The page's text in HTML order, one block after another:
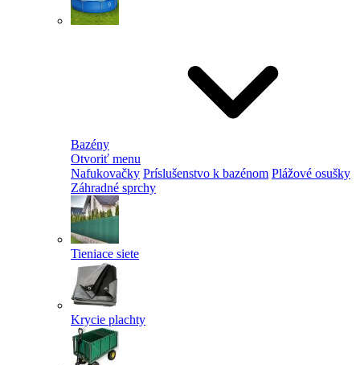
Bazény
Otvoriť menu
Nafukovačky Príslušenstvo k bazénom Plážové osušky
Záhradné sprchy
Tieniace siete
Krycie plachty